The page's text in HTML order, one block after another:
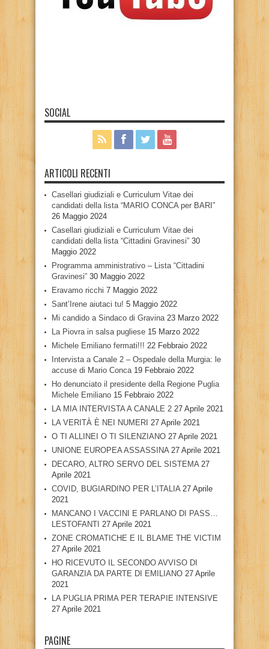
SOCIAL
ARTICOLI RECENTI
Casellari giudiziali e Curriculum Vitae dei
candidati della lista “MARIO CONCA per BARI”
26 Maggio 2024
Casellari giudiziali e Curriculum Vitae dei
candidati della lista “Cittadini Gravinesi” 30
Maggio 2022
Programma amministrativo – Lista “Cittadini
Gravinesi” 30 Maggio 2022
Eravamo ricchi 7 Maggio 2022
Sant’Irene aiutaci tu! 5 Maggio 2022
Mi candido a Sindaco di Gravina 23 Marzo 2022
La Piovra in salsa pugliese 15 Marzo 2022
Michele Emiliano fermati!!! 22 Febbraio 2022
Intervista a Canale 2 – Ospedale della Murgia: le
accuse di Mario Conca 19 Febbraio 2022
Ho denunciato il presidente della Regione Puglia
Michele Emiliano 15 Febbraio 2022
LA MIA INTERVISTA A CANALE 2 27 Aprile 2021
LA VERITÀ È NEI NUMERI 27 Aprile 2021
O TI ALLINEI O TI SILENZIANO 27 Aprile 2021
UNIONE EUROPEA ASSASSINA 27 Aprile 2021
DECARO, ALTRO SERVO DEL SISTEMA 27
Aprile 2021
COVID, BUGIARDINO PER L’ITALIA 27 Aprile
2021
MANCANO I VACCINI E PARLANO DI PASS…
LESTOFANTI 27 Aprile 2021
ZONE CROMATICHE E IL BLAME THE VICTIM
27 Aprile 2021
HO RICEVUTO IL SECONDO AVVISO DI
GARANZIA DA PARTE DI EMILIANO 27 Aprile
2021
LA PUGLIA PRIMA PER TERAPIE INTENSIVE
27 Aprile 2021
PAGINE